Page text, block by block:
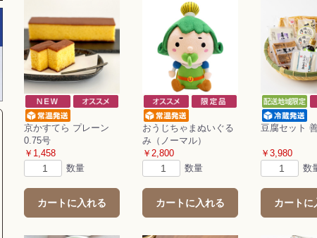
京かすてら プレーン
0.75号
￥1,458
数量
カートに入れる
おうじちゃまぬいぐる
み（ノーマル）
￥2,800
数量
カートに入れる
豆腐セット
￥3,980
数
カートに